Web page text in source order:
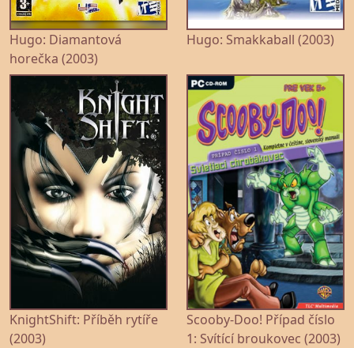
Hugo: Diamantová
horečka (2003)
Hugo: Smakkaball (2003)
KnightShift: Příběh rytíře
(2003)
Scooby-Doo! Případ číslo
1: Svítící broukovec (2003)